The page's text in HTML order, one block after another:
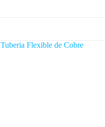
Tuberia Flexible de Cobre